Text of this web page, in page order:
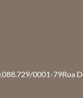
0001-79Rua